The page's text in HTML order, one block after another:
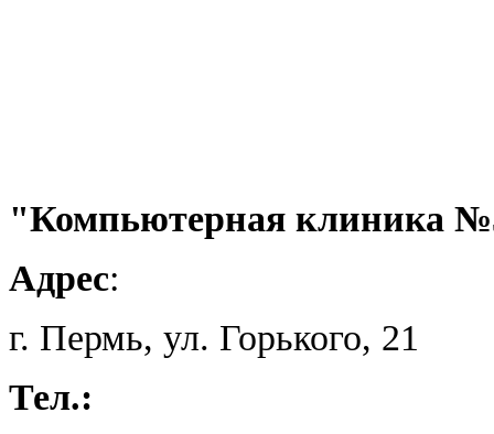
"Компьютерная
Адрес:
г. Пермь, ул. Горького,
Тел.: